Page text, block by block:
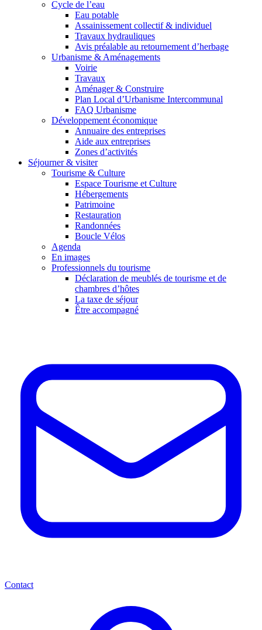
Cycle de l’eau
Eau potable
Assainissement collectif & individuel
Travaux hydrauliques
Avis préalable au retournement d’herbage
Urbanisme & Aménagements
Voirie
Travaux
Aménager & Construire
Plan Local d’Urbanisme Intercommunal
FAQ Urbanisme
Développement économique
Annuaire des entreprises
Aide aux entreprises
Zones d’activités
Séjourner & visiter
Tourisme & Culture
Espace Tourisme et Culture
Hébergements
Patrimoine
Restauration
Randonnées
Boucle Vélos
Agenda
En images
Professionnels du tourisme
Déclaration de meublés de tourisme et de
chambres d’hôtes
La taxe de séjour
Être accompagné
Contact